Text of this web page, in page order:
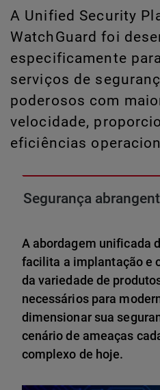
A Unified Security
WatchGuard foi
especificamente
serviços de
poderosos com
velocidade,
eficiências
Segurança
A abordagem unificada
facilita a implantação e
da variedade de
necessários para
dimensionar sua
cenário de ameaças
complexo de hoje.